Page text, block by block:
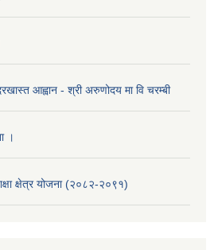
आह्वान - श्री अरुणोदय मा वि चरम्बी
।
क्षेत्र योजना (२०८२-२०९१)